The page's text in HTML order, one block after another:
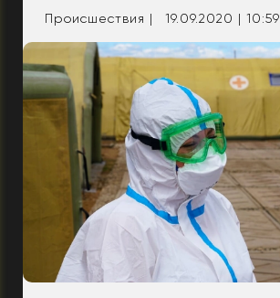
Происшествия | 19.09.2020 | 10:59